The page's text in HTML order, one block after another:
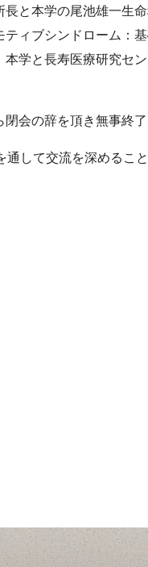
と本学の尾池雄一生
ィブシンドローム：
学と長寿医療研究セ
会の辞を頂き無事終了
して交流を深めるこ